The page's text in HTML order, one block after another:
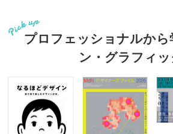
プロフェッショナルから
ン・グラフィ